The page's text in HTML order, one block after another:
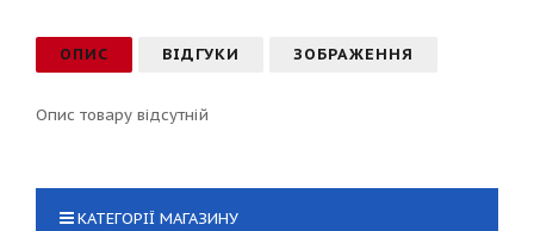
ОПИС ВІДГУКИ ЗОБРАЖЕННЯ
Опис товару відсутній
КАТЕГОРІЇ МАГАЗИНУ